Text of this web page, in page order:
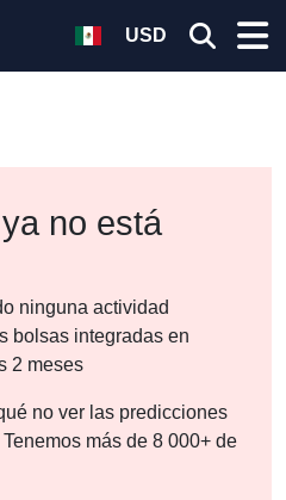
USD
no está
ninguna actividad
bolsas integradas en
2 meses
no ver las predicciones
más de 8 000+ de